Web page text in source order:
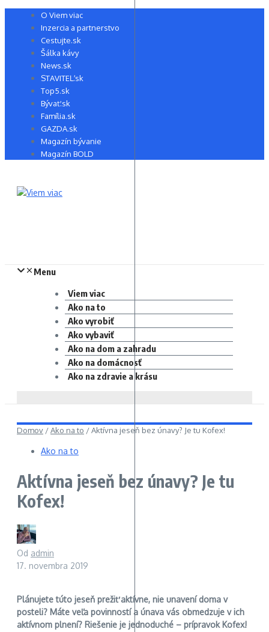
Preskočiť O Viem viac
Inzercia a partnerstvo
Cestujte.sk
Šálka kávy
News.sk
STAVITEĽ.sk
Top5.sk
Bývať.sk
Família.sk
GAZDA.sk
Magazín bývanie
Magazín BOLD
Menu
Viem viac
Ako na to
Ako vyrobiť
Ako vybaviť
Ako na dom a zahradu
Ako na domácnosť
Ako na zdravie a krásu
Domov /Ako na to /Aktívna jeseň bez únavy? Je tu Kofex!
Ako na to
Aktívna jeseň bez únavy? Je tu
Kofex!
Od admin
17. novembra 2019
Plánujete túto jeseň prežiť aktívne, nie unavení doma v
posteli? Máte veľa povinností a únava vás obmedzuje v ich
aktívnom plnení? Riešenie je jednoduché – prípravok Kofex!